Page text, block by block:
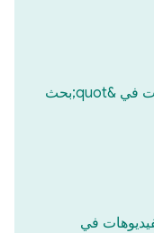
زيادة في عدد مرات ظهور الفيديوهات في &quot;بحث
في